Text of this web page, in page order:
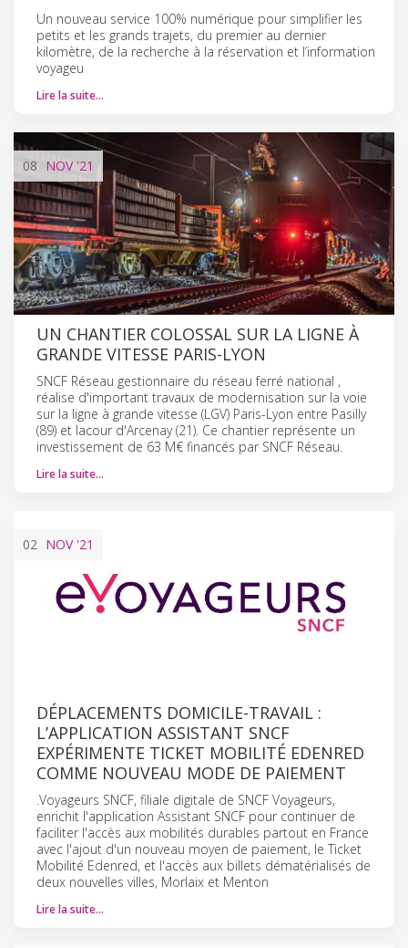
Un nouveau service 100% numérique pour simplifier les
petits et les grands trajets, du premier au dernier
kilomètre, de la recherche à la réservation et l’information
voyageu
Lire la suite…
08 NOV'21
UN CHANTIER COLOSSAL SUR LA LIGNE À
GRANDE VITESSE PARIS-LYON
SNCF Réseau gestionnaire du réseau ferré national ,
réalise d'important travaux de modernisation sur la voie
sur la ligne à grande vitesse (LGV) Paris-Lyon entre Pasilly
(89) et lacour d'Arcenay (21). Ce chantier représente un
investissement de 63 M€ financés par SNCF Réseau.
Lire la suite…
02 NOV'21
DÉPLACEMENTS DOMICILE-TRAVAIL :
L’APPLICATION ASSISTANT SNCF
EXPÉRIMENTE TICKET MOBILITÉ EDENRED
COMME NOUVEAU MODE DE PAIEMENT
.Voyageurs SNCF, filiale digitale de SNCF Voyageurs,
enrichit l'application Assistant SNCF pour continuer de
faciliter l'accès aux mobilités durables partout en France
avec l'ajout d'un nouveau moyen de paiement, le Ticket
Mobilité Edenred, et l'accès aux billets dématérialisés de
deux nouvelles villes, Morlaix et Menton
Lire la suite…